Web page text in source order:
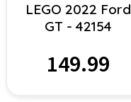
LEGO 2022 Ford
GT - 42154
149.99